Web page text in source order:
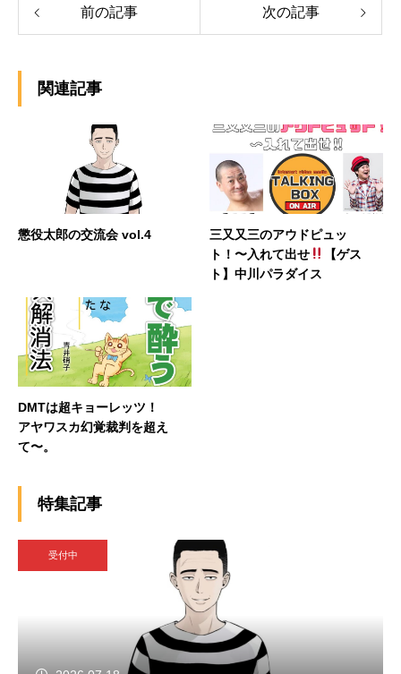
前の記事 次の記事
関連記事
懲役太郎の交流会 vol.4
三又又三のアウドピュッ
ト！〜入れて出せ
【ゲス
ト】中川パラダイス
DMTは超キョーレッツ！
アヤワスカ幻覚裁判を超え
て〜。
特集記事
受付中